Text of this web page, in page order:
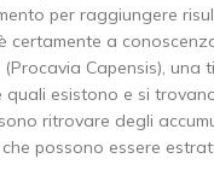
per raggiungere
certamente a
(Procavia Capensis),
quali esistono e si
ritrovare degli
possono essere